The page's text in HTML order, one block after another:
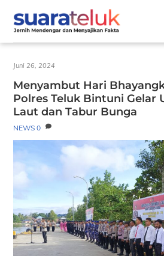
content
Juni 26, 2024
Menyambut Hari
Polres Teluk Bintuni Gelar
Laut dan Tabur Bunga
NEWS 0